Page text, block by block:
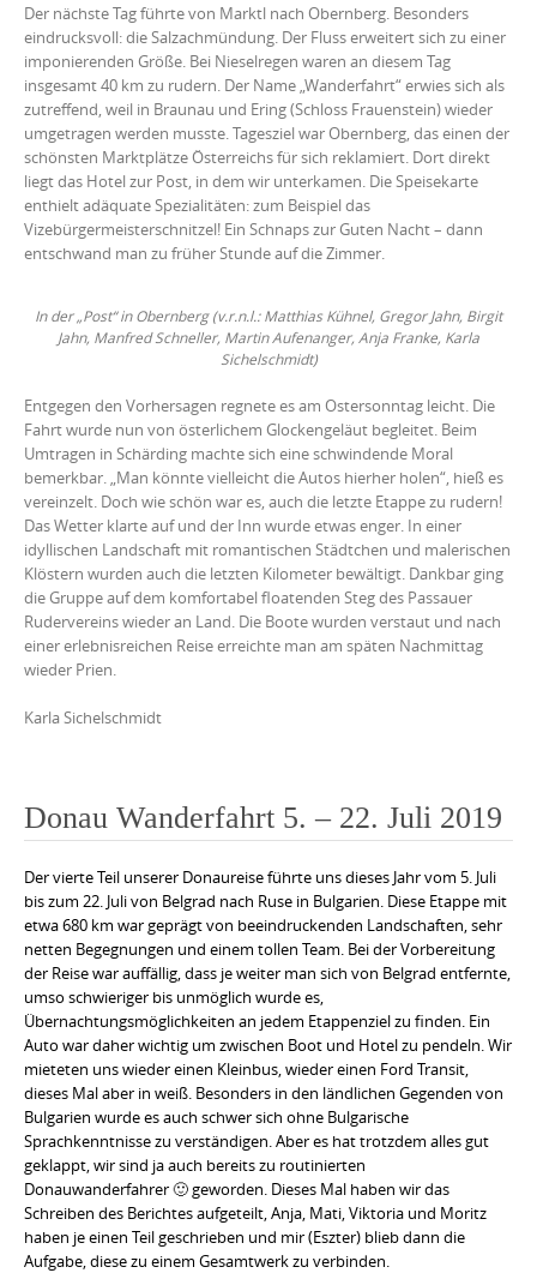
Der nächste Tag führte von Marktl nach Obernberg. Besonders
eindrucksvoll: die Salzachmündung. Der Fluss erweitert sich zu einer
imponierenden Größe. Bei Nieselregen waren an diesem Tag
insgesamt 40 km zu rudern. Der Name „Wanderfahrt“ erwies sich als
zutreffend, weil in Braunau und Ering (Schloss Frauenstein) wieder
umgetragen werden musste. Tagesziel war Obernberg, das einen der
schönsten Marktplätze Österreichs für sich reklamiert. Dort direkt
liegt das Hotel zur Post, in dem wir unterkamen. Die Speisekarte
enthielt adäquate Spezialitäten: zum Beispiel das
Vizebürgermeisterschnitzel! Ein Schnaps zur Guten Nacht – dann
entschwand man zu früher Stunde auf die Zimmer.
In der „Post“ in Obernberg (v.r.n.l.: Matthias Kühnel, Gregor Jahn, Birgit
Jahn, Manfred Schneller, Martin Aufenanger, Anja Franke, Karla
Sichelschmidt)
Entgegen den Vorhersagen regnete es am Ostersonntag leicht. Die
Fahrt wurde nun von österlichem Glockengeläut begleitet. Beim
Umtragen in Schärding machte sich eine schwindende Moral
bemerkbar. „Man könnte vielleicht die Autos hierher holen“, hieß es
vereinzelt. Doch wie schön war es, auch die letzte Etappe zu rudern!
Das Wetter klarte auf und der Inn wurde etwas enger. In einer
idyllischen Landschaft mit romantischen Städtchen und malerischen
Klöstern wurden auch die letzten Kilometer bewältigt. Dankbar ging
die Gruppe auf dem komfortabel floatenden Steg des Passauer
Rudervereins wieder an Land. Die Boote wurden verstaut und nach
einer erlebnisreichen Reise erreichte man am späten Nachmittag
wieder Prien.
Karla Sichelschmidt
Donau Wanderfahrt 5. – 22. Juli 2019
Der vierte Teil unserer Donaureise führte uns dieses Jahr vom 5. Juli
bis zum 22. Juli von Belgrad nach Ruse in Bulgarien. Diese Etappe mit
etwa 680 km war geprägt von beeindruckenden Landschaften, sehr
netten Begegnungen und einem tollen Team. Bei der Vorbereitung
der Reise war auffällig, dass je weiter man sich von Belgrad entfernte,
umso schwieriger bis unmöglich wurde es,
Übernachtungsmöglichkeiten an jedem Etappenziel zu finden. Ein
Auto war daher wichtig um zwischen Boot und Hotel zu pendeln. Wir
mieteten uns wieder einen Kleinbus, wieder einen Ford Transit,
dieses Mal aber in weiß. Besonders in den ländlichen Gegenden von
Bulgarien wurde es auch schwer sich ohne Bulgarische
Sprachkenntnisse zu verständigen. Aber es hat trotzdem alles gut
geklappt, wir sind ja auch bereits zu routinierten
Donauwanderfahrer 🙂 geworden. Dieses Mal haben wir das
Schreiben des Berichtes aufgeteilt, Anja, Mati, Viktoria und Moritz
haben je einen Teil geschrieben und mir (Eszter) blieb dann die
Aufgabe, diese zu einem Gesamtwerk zu verbinden.